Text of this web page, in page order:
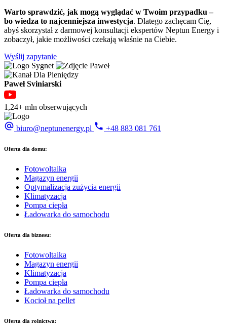
Warto sprawdzić, jak mogą wyglądać w Twoim przypadku –
bo wiedza to najcenniejsza inwestycja. Dlatego zachęcam Cię,
abyś skorzystał z darmowej konsultacji ekspertów Neptun Energy i
zobaczył, jakie możliwości czekają właśnie na Ciebie.
Wyślij zapytanie
Paweł Sviniarski
1,24+ mln obserwujących
biuro@neptunenergy.pl +48 883 081 761
Oferta dla domu:
Fotowoltaika
Magazyn energii
Optymalizacja zużycia energii
Klimatyzacja
Pompa ciepła
Ładowarka do samochodu
Oferta dla biznesu:
Fotowoltaika
Magazyn energii
Klimatyzacja
Pompa ciepła
Ładowarka do samochodu
Kocioł na pellet
Oferta dla rolnictwa: